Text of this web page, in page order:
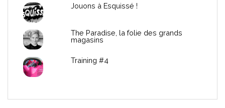
Jouons à Esquissé !
The Paradise, la folie des grands
magasins
Training #4